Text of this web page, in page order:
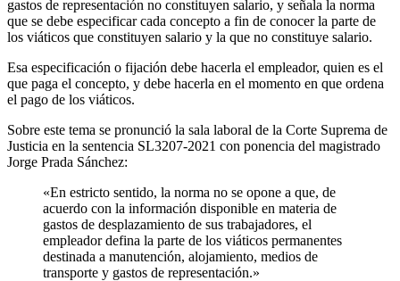
gastos de representación no constituyen salario, y señala la norma
que se debe especificar cada concepto a fin de conocer la parte de
los viáticos que constituyen salario y la que no constituye salario.
Esa especificación o fijación debe hacerla el empleador, quien es el
que paga el concepto, y debe hacerla en el momento en que ordena
el pago de los viáticos.
Sobre este tema se pronunció la sala laboral de la Corte Suprema de
Justicia en la sentencia SL3207-2021 con ponencia del magistrado
Jorge Prada Sánchez:
«En estricto sentido, la norma no se opone a que, de
acuerdo con la información disponible en materia de
gastos de desplazamiento de sus trabajadores, el
empleador defina la parte de los viáticos permanentes
destinada a manutención, alojamiento, medios de
transporte y gastos de representación.»